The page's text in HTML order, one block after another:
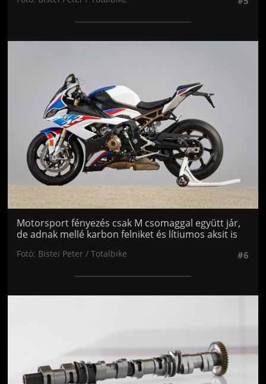
Motorsport fényezés csak M csomaggal együtt jár,
de adnak mellé karbon felniket és lítiumos aksit is
Fotó: Bistei Peter / Totalbike #6